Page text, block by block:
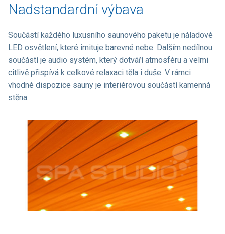
Nadstandardní výbava
Součástí každého luxusního saunového paketu je náladové
LED osvětlení, které imituje barevné nebe. Dalším nedílnou
součástí je audio systém, který dotváří atmosféru a velmi
citlivě přispívá k celkové relaxaci těla i duše. V rámci
vhodné dispozice sauny je interiérovou součástí kamenná
stěna.